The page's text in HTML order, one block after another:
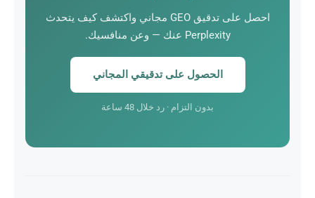
احصل على تدقيق GEO مجاني واكتشف كيف يتحدث
Perplexity عنك — وعن منافسيك.
الحصول على تدقيقي المجاني
بدون التزام · رد خلال 48 ساعة